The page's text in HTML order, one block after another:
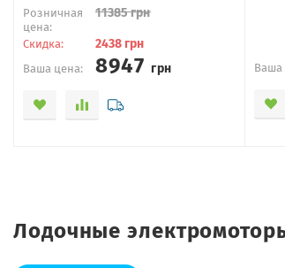
Розничная
цена:
11385грн
Скидка: 2438грн
Ваша цена: 8947 грн Ваша
Лодочные